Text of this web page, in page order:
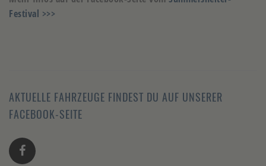
Festival >>>
AKTUELLE FAHRZEUGE FINDEST DU AUF UNSERER
FACEBOOK-SEITE